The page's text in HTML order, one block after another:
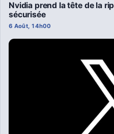
Nvidia prend la tête de la
sécurisée
6 Août, 14h00